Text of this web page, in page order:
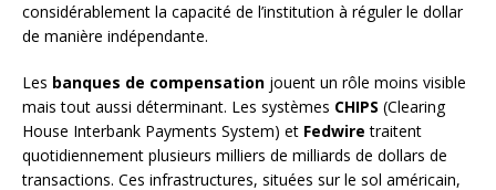
considérablement la capacité de l’institution à réguler le dollar
de manière indépendante.
Les banques de compensation jouent un rôle moins visible
mais tout aussi déterminant. Les systèmes CHIPS (Clearing
House Interbank Payments System) et Fedwire traitent
quotidiennement plusieurs milliers de milliards de dollars de
transactions. Ces infrastructures, situées sur le sol américain,